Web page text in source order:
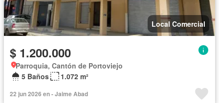
Local Comercial
$ 1.200.000
Parroquia, Cantón de Portoviejo
5 Baños
1.072 m²
22 jun 2026 en - Jaime Abad